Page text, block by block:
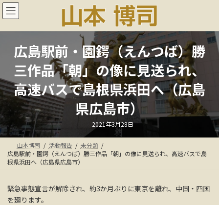
コ
ン
ン
ッ
プ
ナ
ビ
ー
移
動
広島駅前・園鍔（えんつば）勝
三作品「朝」の像に見送られ、
高速バスで島根県浜田へ（広島
県広島市）
最
終
更
新
日
時
:
2021年3月28日
山本博司 活動報告
未分類
広島駅前・園鍔（えんつば）勝三作品「朝」の像に見送られ、高速バスで島
根県浜田へ（広島県広島市）
緊急事態宣言が解除され、約3か月ぶりに東京を離れ、中国・四国
を廻ります。